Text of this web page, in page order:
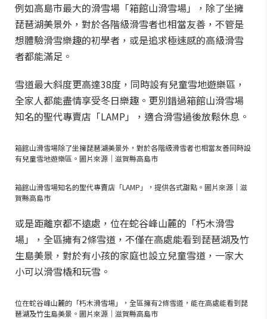
例如高島市最大的滑雪場「箱館山滑雪場」，除了坐擁
琵琶湖美景外，對於各階級滑雪者也相當友善，不管是
想體驗滑雪樂趣的初學者，或是追求極速感的高級滑雪
者都能滿足。
雪道最大斜度更高達38度，同時設有兒童雪地遊樂區，
全家人都能盡情享受冬日樂趣。更別錯過箱館山滑雪場
知名的聖代專賣店「LAMP」，適合滑雪過後放鬆休息。
箱館山滑雪場除了坐擁琵琶湖美景外，對於各階級滑雪者也相當友善同時設
有兒童雪地遊樂區。圖片來源｜滋賀縣高島市
箱館山滑雪場知名的聖代專賣店「LAMP」，提供各式甜點。圖片來源｜滋
賀縣高島市
或是距離京都不遠處，位在蛇谷峰山麓的「朽木滑雪
場」，全區擁有2條雪道，不僅在高處能看到琵琶湖及竹
生島美景，對於有小孩的家庭也設立兒童雪道，一家大
小可以滑雪橇和玩雪。
位在蛇谷峰山麓的「朽木滑雪場」，全區擁有2條雪道，能在高處能看到琵
琶湖及竹生島美景。圖片來源｜滋賀縣高島市